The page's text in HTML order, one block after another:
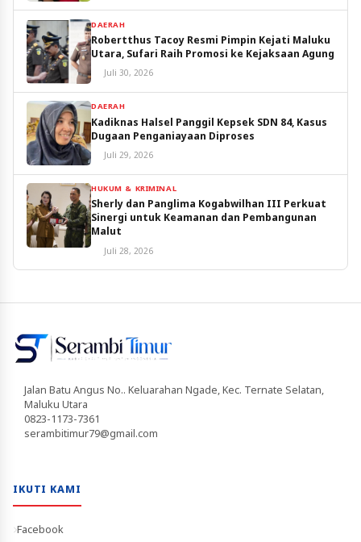
DAERAH
Robertthus Tacoy Resmi Pimpin Kejati Maluku
Utara, Sufari Raih Promosi ke Kejaksaan Agung
Juli 30, 2026
DAERAH
Kadiknas Halsel Panggil Kepsek SDN 84, Kasus
Dugaan Penganiayaan Diproses
Juli 29, 2026
HUKUM & KRIMINAL
Sherly dan Panglima Kogabwilhan III Perkuat
Sinergi untuk Keamanan dan Pembangunan
Malut
Juli 28, 2026
Jalan Batu Angus No.. Keluarahan Ngade, Kec. Ternate Selatan,
Maluku Utara
0823-1173-7361
serambitimur79@gmail.com
IKUTI KAMI
Facebook